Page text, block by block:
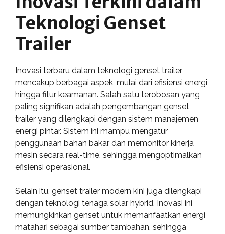
Teknologi Genset
Trailer
Inovasi terbaru dalam teknologi genset trailer
mencakup berbagai aspek, mulai dari efisiensi energi
hingga fitur keamanan. Salah satu terobosan yang
paling signifikan adalah pengembangan genset
trailer yang dilengkapi dengan sistem manajemen
energi pintar. Sistem ini mampu mengatur
penggunaan bahan bakar dan memonitor kinerja
mesin secara real-time, sehingga mengoptimalkan
efisiensi operasional.
Selain itu, genset trailer modern kini juga dilengkapi
dengan teknologi tenaga solar hybrid. Inovasi ini
memungkinkan genset untuk memanfaatkan energi
matahari sebagai sumber tambahan, sehingga